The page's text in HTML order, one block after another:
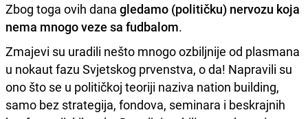
Zbog toga ovih dana gledamo (političku) nervozu koja
nema mnogo veze sa fudbalom.
Zmajevi su uradili nešto mnogo ozbiljnije od plasmana
u nokaut fazu Svjetskog prvenstva, o da! Napravili su
ono što se u političkoj teoriji naziva nation building,
samo bez strategija, fondova, seminara i beskrajnih